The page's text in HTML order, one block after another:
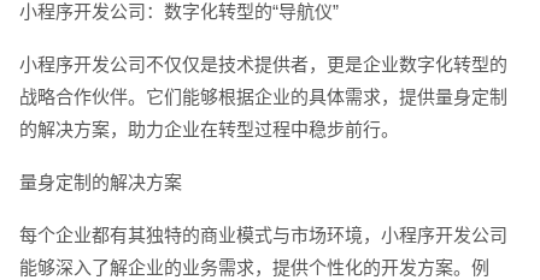
小程序开发公司：数字化转型的“导航仪”
小程序开发公司不仅仅是技术提供者，更是企业数字化转型的
战略合作伙伴。它们能够根据企业的具体需求，提供量身定制
的解决方案，助力企业在转型过程中稳步前行。
量身定制的解决方案
每个企业都有其独特的商业模式与市场环境，小程序开发公司
能够深入了解企业的业务需求，提供个性化的开发方案。例